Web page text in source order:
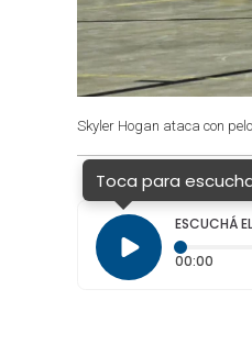
Skyler Hogan ataca con
Toca para
ESCUCHÁ
00:00